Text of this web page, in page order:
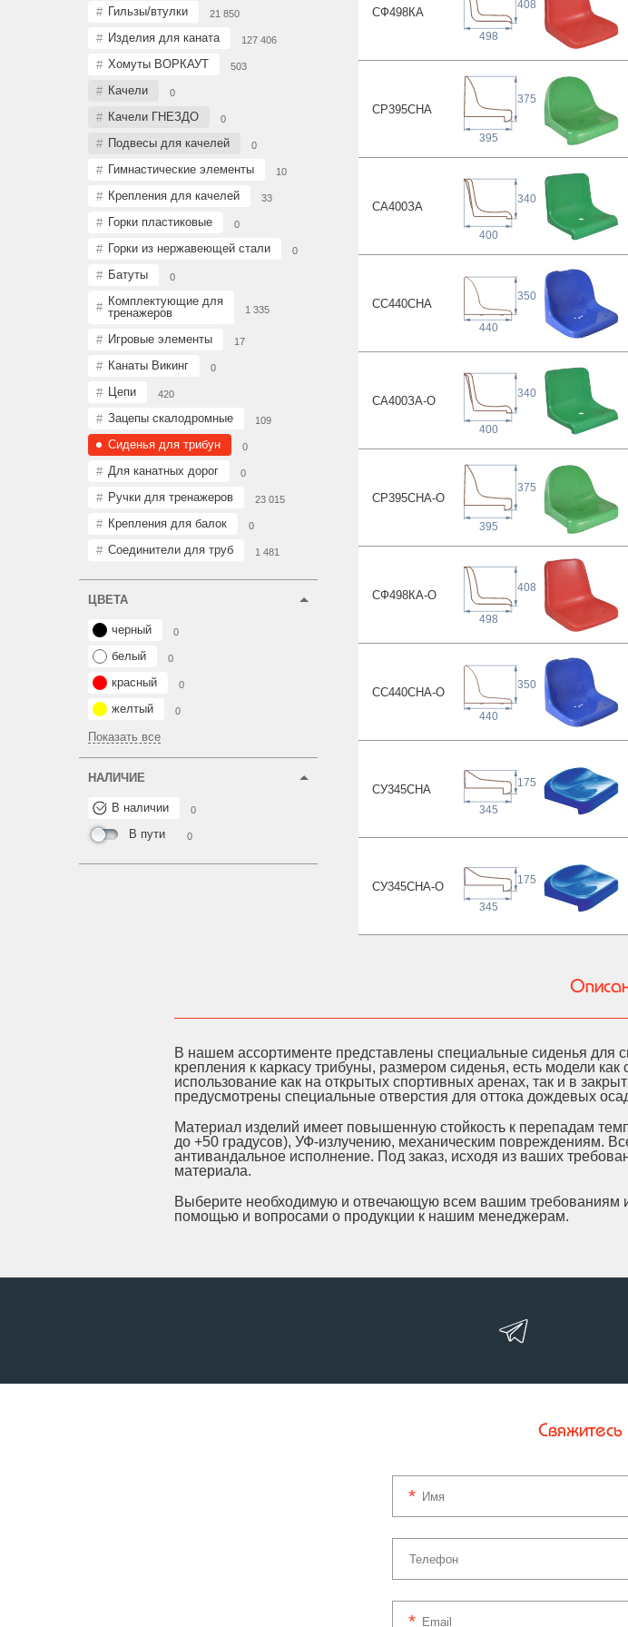
Гильзы/втулки 21 850
Изделия для каната 127 406
Хомуты ВОРКАУТ 503
Качели 0
Качели ГНЕЗДО 0
Подвесы для качелей 0
Гимнастические элементы 10
Крепления для качелей 33
Горки пластиковые 0
Горки из нержавеющей стали 0
Батуты 0
Комплектующие для
тренажеров
1 335
Игровые элементы 17
Канаты Викинг 0
Цепи 420
Зацепы скалодромные 109
Сиденья для трибун 0
Для канатных дорог 0
Ручки для тренажеров 23 015
Крепления для балок 0
Соединители для труб 1 481
ЦВЕТА
черный 0
белый 0
красный 0
желтый 0
Показать все
НАЛИЧИЕ
В наличии 0
В пути 0
СФ498КА
408
498
СР395СНА
375
395
СА400ЗА
340
400
СС440СНА
350
440
СА400ЗА-О
340
400
СР395СНА-О
375
395
СФ498КА-О
408
498
СС440СНА-О
350
440
СУ345СНА 175
345
СУ345СНА-О 175
345
В нашем ассортименте представлены специальные сиденья для
крепления к каркасу трибуны, размером сиденья, есть модели
использование как на открытых спортивных аренах, так и в
предусмотрены специальные отверстия для оттока дождевых
Материал изделий имеет повышенную стойкость к перепадам
до +50 градусов), УФ-излучению, механическим повреждениям.
антивандальное исполнение. Под заказ, исходя из ваших
материала.
Выберите необходимую и отвечающую всем вашим требованиям
помощью и вопросами о продукции к нашим менеджерам.